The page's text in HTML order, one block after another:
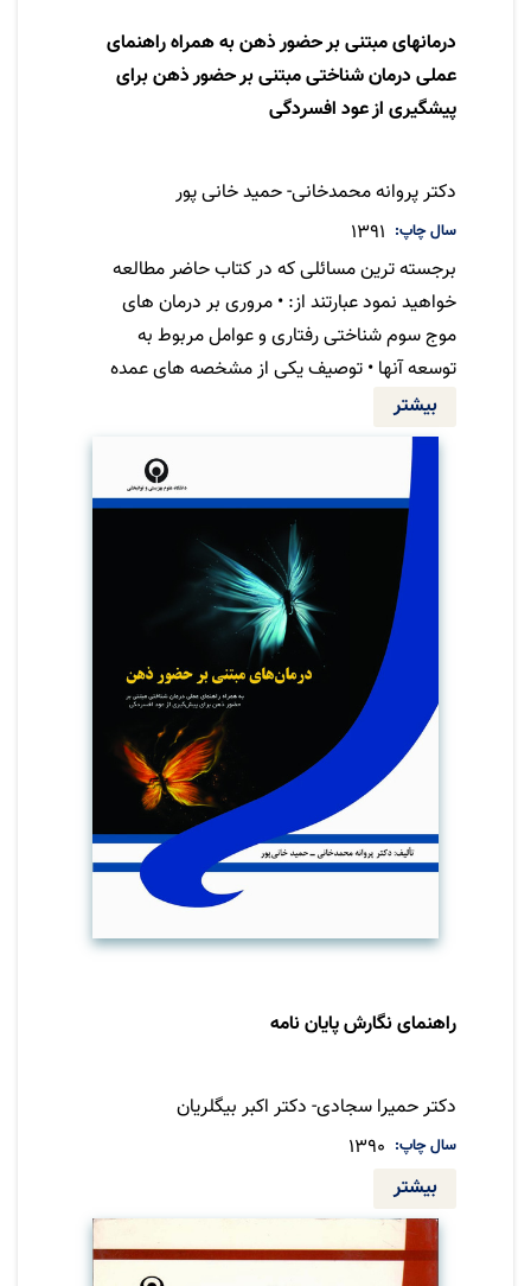
درمانهای مبتنی بر حضور ذهن به همراه راهنمای
عملی درمان شناختی مبتنی بر حضور ذهن برای
پیشگیری از عود افسردگی
دکتر پروانه محمدخانی- حمید خانی پور
سال چاپ
1391
برجسته ترین مسائلی که در کتاب حاضر مطالعه
خواهید نمود عبارتند از: • مروری بر درمان های
موج سوم شناختی رفتاری و عوامل مربوط به
توسعه آنها • توصیف یکی از مشخصه های عمده
درمان های موج سوم یعنی حضور ذهن، خاستگاه،
نظریه ها و مکانیسم های اثر بخشی حضور ذهن •
معرفی عملی و گام به گام درمان شناختی مبتنی بر
حضور ذهن برای پیشگیری از عود افسردگی
بیشتر
راهنمای نگارش پایان نامه
دکتر حمیرا سجادی- دکتر اکبر بیگلریان
سال چاپ
1390
بیشتر